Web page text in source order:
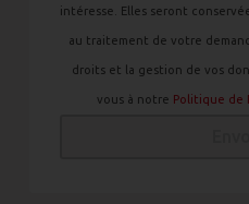
intéresse. Elles seront
au traitement de votre
droits et la gestion de vos
vous à notre Politique de